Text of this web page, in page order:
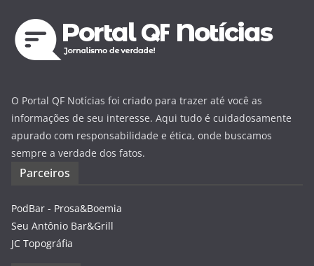
O Portal QF Notícias foi criado para trazer até você as
informações de seu interesse. Aqui tudo é cuidadosamente
apurado com responsabilidade e ética, onde buscamos
sempre a verdade dos fatos.
Parceiros
PodBar - Prosa&Boemia
Seu Antônio Bar&Grill
JC Topográfia